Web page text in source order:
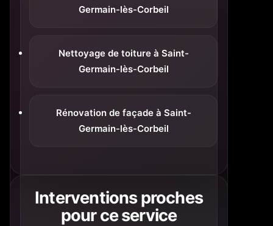
Germain-lès-Corbeil
Nettoyage de toiture à Saint-
Germain-lès-Corbeil
Rénovation de façade à Saint-
Germain-lès-Corbeil
Interventions proches
pour ce service